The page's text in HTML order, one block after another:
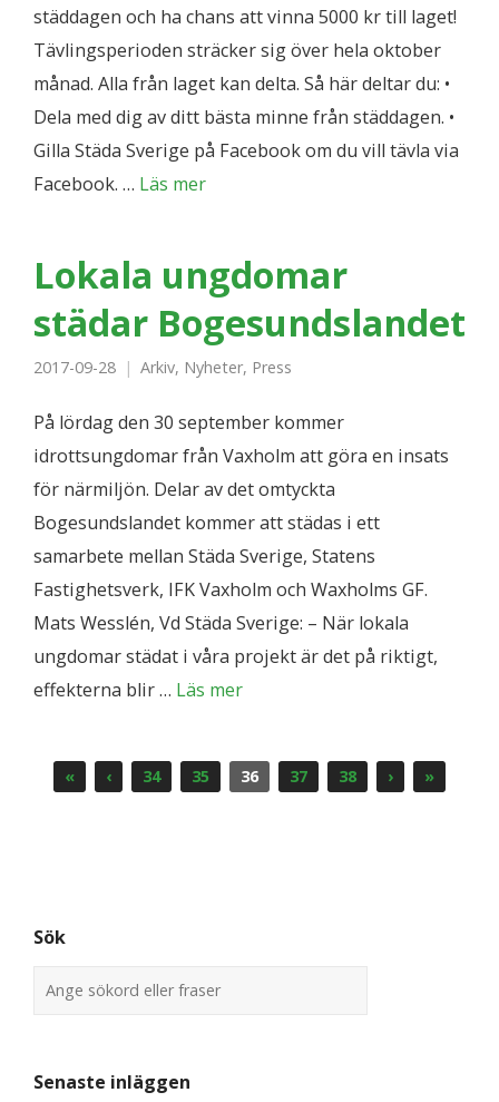
städdagen och ha chans att vinna 5000 kr till laget!
Tävlingsperioden sträcker sig över hela oktober
månad. Alla från laget kan delta. Så här deltar du: •
Dela med dig av ditt bästa minne från städdagen. •
Gilla Städa Sverige på Facebook om du vill tävla via
Facebook. … Läs mer
​Lokala ungdomar
städar Bogesundslandet
2017-09-28 Arkiv, Nyheter, Press
På lördag den 30 september kommer
idrottsungdomar från Vaxholm att göra en insats
för närmiljön. Delar av det omtyckta
Bogesundslandet kommer att städas i ett
samarbete mellan Städa Sverige, Statens
Fastighetsverk, IFK Vaxholm och Waxholms GF.
Mats Wesslén, Vd Städa Sverige: – När lokala
ungdomar städat i våra projekt är det på riktigt,
effekterna blir … Läs mer
« ‹ 34 35 36 37 38 › »
Sök
Senaste inläggen